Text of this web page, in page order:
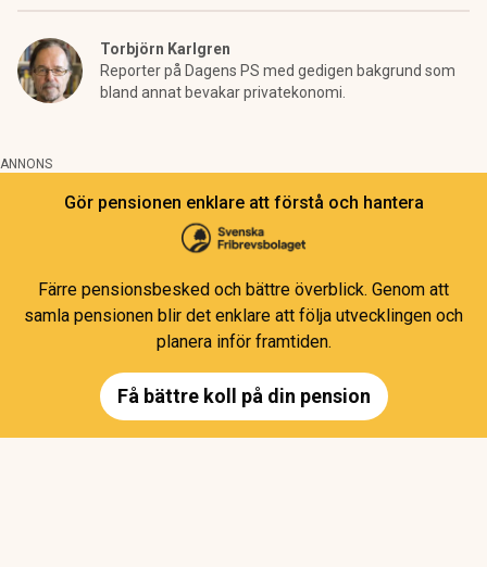
Torbjörn Karlgren
Reporter på Dagens PS med gedigen bakgrund som
bland annat bevakar privatekonomi.
ANNONS
Gör pensionen enklare att förstå och hantera
Färre pensionsbesked och bättre överblick. Genom att
samla pensionen blir det enklare att följa utvecklingen och
planera inför framtiden.
Få bättre koll på din pension